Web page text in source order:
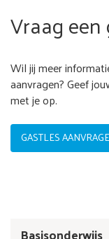
Vraag
Wil jij meer
aanvragen? Geef
met je op.
GASTLES